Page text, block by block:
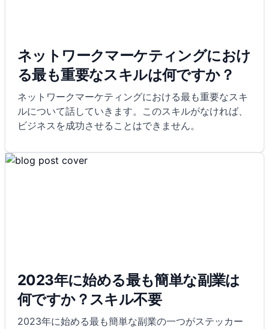
ネットワークマーケティングにおけ
る最も重要なスキルは何ですか？
ネットワークマーケティングにおける最も重要なスキ
ルについて話していきます。このスキルがなければ、
ビジネスを成功させることはできません。
2023年に始める最も簡単な副業は
何ですか？スキル不要
2023年に始める最も簡単な副業の一つがステッカー